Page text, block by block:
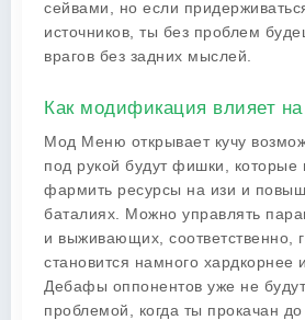
сейвами, но если
источников, ты без проблем
врагов без задних мыслей.
Как модификация влияет
Мод Меню открывает кучу
под рукой будут фишки, которые
фармить ресурсы на изи и
баталиях. Можно управлять
и выживающих, соответственно,
становится намного хардкорнее
Дебафы оппонентов уже не
проблемой, когда ты прокачан